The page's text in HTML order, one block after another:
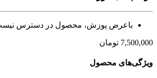
باعرض پوزش، محصول در دسترس
7,500,000 تومان
ویژگی‌های محصول